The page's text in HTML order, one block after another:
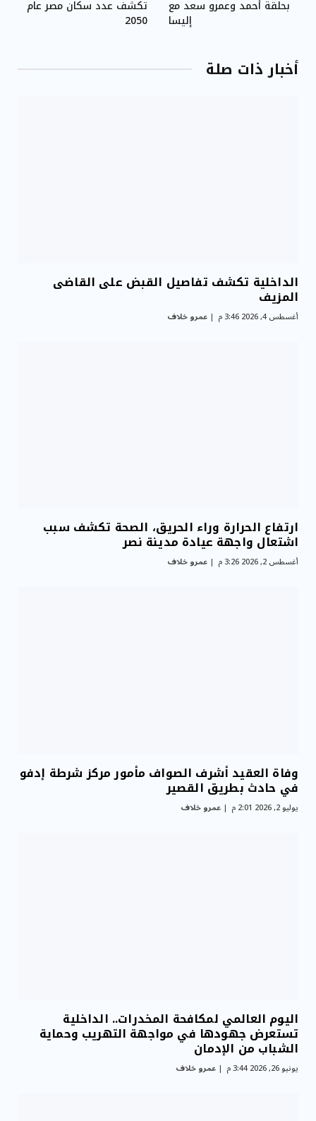
بحلقة أحمد وعمرو سعد مع
إليسا
تكشف عدد سكان مصر عام
2050
أخبار ذات صلة
الداخلية تكشف تفاصيل القبض على القاضى
المزيف
أغسطس 4, 2026 3:46 م عمرو خلاف
ارتفاع الحرارة وراء الحريق، الصحة تكشف سبب
اشتعال واجهة عيادة مدينة نصر
أغسطس 2, 2026 3:26 م عمرو خلاف
وفاة العقيد أشرف الصواف مأمور مركز شرطة إدفو
في حادث بطريق القصير
يوليو 2, 2026 2:01 م عمرو خلاف
اليوم العالمي لمكافحة المخدرات.. الداخلية
تستعرض جهودها في مواجهة التهريب وحماية
الشباب من الإدمان
يونيو 26, 2026 3:44 م عمرو خلاف